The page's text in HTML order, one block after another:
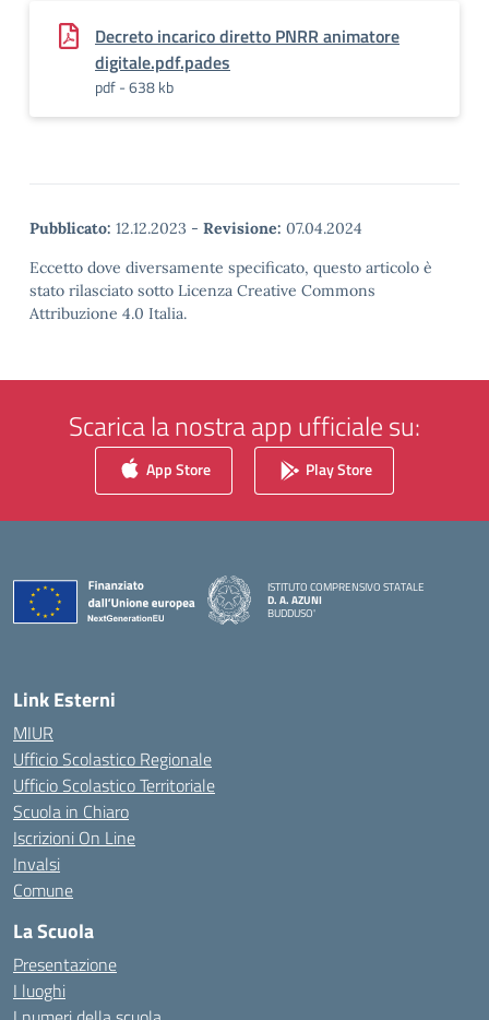
Decreto incarico diretto PNRR animatore
digitale.pdf.pades
pdf - 638 kb
Pubblicato: 12.12.2023 - Revisione: 07.04.2024
Eccetto dove diversamente specificato, questo articolo è
stato rilasciato sotto Licenza Creative Commons
Attribuzione 4.0 Italia.
Scarica la nostra app ufficiale su:
App Store Play Store
ISTITUTO COMPRENSIVO STATALE
D. A. AZUNI
BUDDUSO'
Link Esterni
MIUR
Ufficio Scolastico Regionale
Ufficio Scolastico Territoriale
Scuola in Chiaro
Iscrizioni On Line
Invalsi
Comune
La Scuola
Presentazione
I luoghi